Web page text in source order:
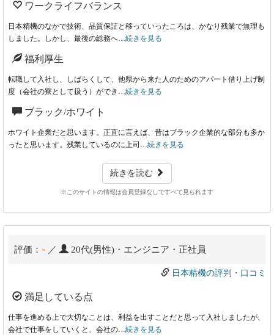
ワークライフバランス
日本精機のなかで技術、品質保証と移っていったころは、かなり残業で無理も
しました。しかし、最後の総務へ…続きを見る
福利厚生
転職して入社し、しばらくして、他県から来た人のためのアパート借り上げ制
度（会社の寮として扱う）ができ…続きを見る
ブラック/ホワイト
ホワイト企業だと思います。正直に言えば、昔はブラック企業的な部分も多か
ったと思います。残業しているのに上司…続きを見る
続きを読む
※このサイトの情報は会員登録なしですべて見られます
評価： - ／ 20代(男性)・エンジニア・正社員
日本精機の評判・口コミ
満足している点
仕事を進める上で大切なことは、利益を出すことだと思って入社しましたが、
会社で仕事をしていくと、会社の…続きを見る